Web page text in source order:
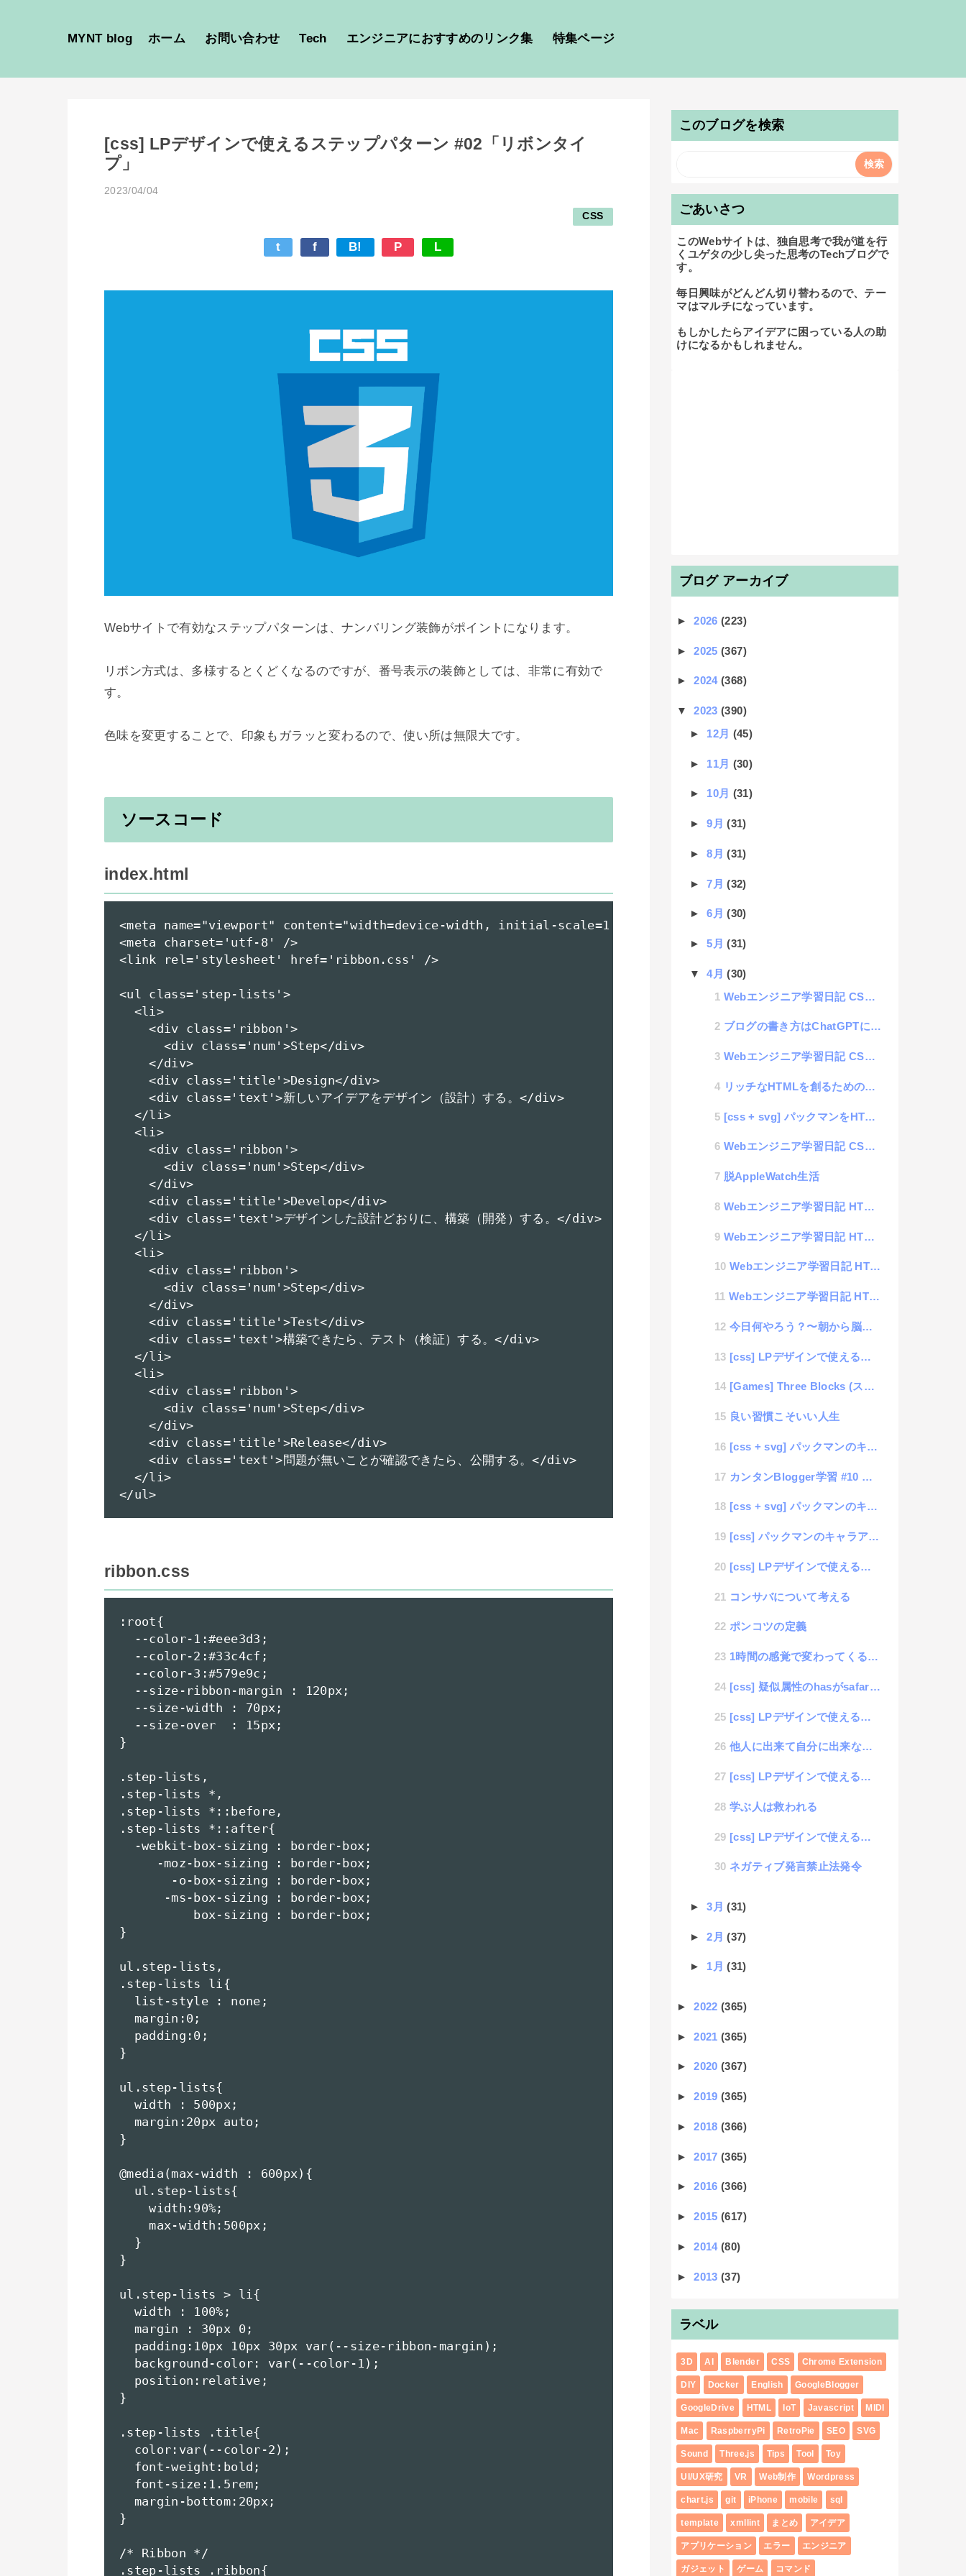
MYNT blog ホーム お問い合わせ Tech エンジニアにおすすめのリンク集 特集ページ
[css] LPデザインで使えるステップパターン #02「リボンタイ
プ」
2023/04/04
CSS
t f B! P L
Webサイトで有効なステップパターンは、ナンバリング装飾がポイントになります。
リボン方式は、多様するとくどくなるのですが、番号表示の装飾としては、非常に有効で
す。
ソースコード
index.html
<meta name="viewport" content="width=device-width, initial-scale=1, user-scalable=no">
<meta charset='utf-8' />
<link rel='stylesheet' href='ribbon.css' />
<ul class='step-lists'>
  <li>
    <div class='ribbon'>
      <div class='num'>Step</div>
    </div>
    <div class='title'>Design</div>
    <div class='text'>新しいアイデアをデザイン（設計）する。</div>
  </li>
  <li>
    <div class='ribbon'>
      <div class='num'>Step</div>
    </div>
    <div class='title'>Develop</div>
    <div class='text'>デザインした設計どおりに、構築（開発）する。</div>
  </li>
  <li>
    <div class='ribbon'>
      <div class='num'>Step</div>
    </div>
    <div class='title'>Test</div>
    <div class='text'>構築できたら、テスト（検証）する。</div>
  </li>
  <li>
    <div class='ribbon'>
      <div class='num'>Step</div>
    </div>
    <div class='title'>Release</div>
    <div class='text'>問題が無いことが確認できたら、公開する。</div>
  </li>
</ul>
ribbon.css
:root{
  --color-1:#eee3d3;
  --color-2:#33c4cf;
  --color-3:#579e9c;
  --size-ribbon-margin : 120px;
  --size-width : 70px;
  --size-over  : 15px;
}
.step-lists,
.step-lists *,
.step-lists *::before,
.step-lists *::after{
  -webkit-box-sizing : border-box;
     -moz-box-sizing : border-box;
       -o-box-sizing : border-box;
      -ms-box-sizing : border-box;
          box-sizing : border-box;
}
ul.step-lists,
.step-lists li{
  list-style : none;
  margin:0;
  padding:0;
}
ul.step-lists{
  width : 500px;
  margin:20px auto;
}
@media(max-width : 600px){
  ul.step-lists{
    width:90%;
    max-width:500px;
  }
}
ul.step-lists > li{
  width : 100%;
  margin : 30px 0;
  padding:10px 10px 30px var(--size-ribbon-margin);
  background-color: var(--color-1);
  position:relative;
}
.step-lists .title{
  color:var(--color-2);
  font-weight:bold;
  font-size:1.5rem;
  margin-bottom:20px;
}
/* Ribbon */
.step-lists .ribbon{
このブログを検索
ごあいさつ
このWebサイトは、独自思考で我が道を行
くユゲタの少し尖った思考のTechブログで
す。
毎日興味がどんどん切り替わるので、テー
マはマルチになっています。
もしかしたらアイデアに困っている人の助
けになるかもしれません。
ブログ アーカイブ
►2026(223)
►2025(367)
►2024(368)
▼2023(390)
► 12月 (45)
► 11月 (30)
► 10月 (31)
►9月(31)
►8月(31)
►7月(32)
►6月(30)
►5月(31)
▼4月(30)
Webエンジニア学習日記 CSS編 #03 「セレクター」
ブログの書き方はChatGPTに教えてもらえばいい話
Webエンジニア学習日記 CSS編 #02 「CSSの歴史と事前に覚えておく必要のある事」
リッチなHTMLを創るためのアイデア集
[css + svg] パックマンをHTMLで作ってみるブログ#4 壁の作成
Webエンジニア学習日記 CSS編 #01 「CSSの書き方の基本」
脱AppleWatch生活
Webエンジニア学習日記 HTML編 #04 「ファイルの種類と拡張子」
Webエンジニア学習日記 HTML編 #03 「HTMLドリル（初級）」
Webエンジニア学習日記 HTML編 #02 「HTMLタグの種類」
Webエンジニア学習日記 HTML編 #01 「HTML事始め」
今日何やろう？〜朝から脳のリフレッシュ
[css] LPデザインで使えるステップパターン #05「カラーパターン」
[Games] Three Blocks (スリーブロックス)
良い習慣こそいい人生
[css + svg] パックマンのキャラアニメーション#3 敵キャラパターン作成
カンタンBlogger学習 #10 記事一覧の総数を表示する方法
[css + svg] パックマンのキャラアニメーション#2 敵キャラ作成
[css] パックマンのキャラアニメーション#1 キャラクター作成
[css] LPデザインで使えるステップパターン #04「ペンタゴン・アロー・プロセス」
コンサバについて考える
ポンコツの定義
1時間の感覚で変わってくる効率思考
[css] 疑似属性のhasがsafariブラウザで動的に判定してくれない件
[css] LPデザインで使えるステップパターン #03「カードタイプ」
他人に出来て自分に出来ないはずがない思考
[css] LPデザインで使えるステップパターン #02「リボンタイプ」
学ぶ人は救われる
[css] LPデザインで使えるステップパターン #01「丸型採番」
ネガティブ発言禁止法発令
►3月(31)
►2月(37)
► 1月(31)
►2022(365)
►2021(365)
►2020(367)
►2019(365)
►2018(366)
►2017(365)
►2016(366)
►2015(617)
►2014(80)
►2013(37)
ラベル
3D AI Blender CSS Chrome Extension
DIY Docker English GoogleBlogger
GoogleDrive HTML IoT Javascript MIDI
Mac RaspberryPi RetroPie SEO SVG
Sound Three.js Tips Tool Toy
UI/UX研究 VR Web制作 Wordpress
chart.js git iPhone mobile sql
template xmllint まとめ アイデア
アプリケーション エラー エンジニア
ガジェット ゲーム コマンド